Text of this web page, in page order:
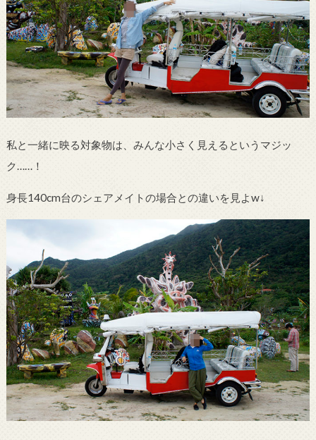
私と一緒に映る対象物は、みんな小さく見えるというマジッ
ク……！
身長140cm台のシェアメイトの場合との違いを見よw↓